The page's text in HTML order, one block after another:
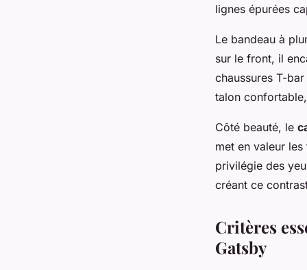
lignes épurées
Le bandeau à
sur le front, il
chaussures T-
talon
Côté beauté, le
met en valeur
privilégie des
créant ce
Critères
Gatsby